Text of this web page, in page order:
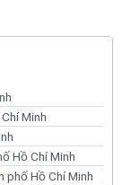
Minh
Hồ Chí Minh
phố Hồ Chí Minh